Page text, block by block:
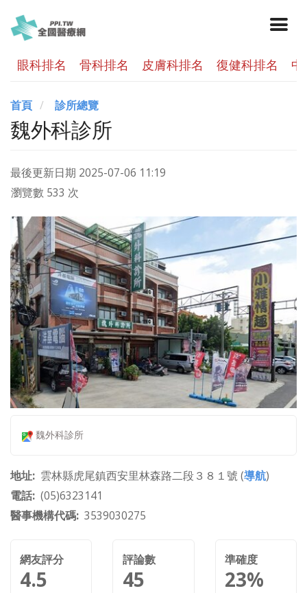
眼科排名 骨科排名 皮膚科排名 復健科排名
首頁 診所總覽
魏外科診所
最後更新日期 2025-07-06 11:19
瀏覽數 533 次
魏外科診所
地址 雲林縣虎尾鎮西安里林森路二段３８１號 (導航)
電話 (05)6323141
醫事機構代碼 3539030275
網友評分
4.5
評論數
45
準確度
23%